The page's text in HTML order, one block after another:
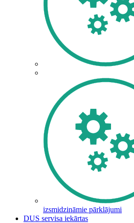
izsmidzināmie pārklājumi
DUS servisa iekārtas